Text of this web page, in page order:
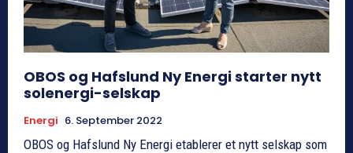
OBOS og Hafslund Ny Energi starter nytt
solenergi-selskap
Energi 6. September 2022
OBOS og Hafslund Ny Energi etablerer et nytt selskap som